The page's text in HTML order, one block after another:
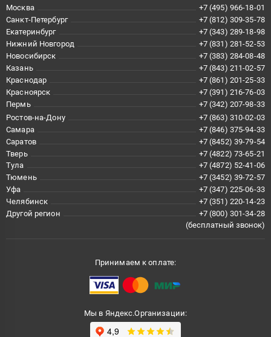
Москва
+7 (495) 966-18-01
Санкт-Петербург
+7 (812) 309-35-78
Екатеринбург
+7 (343) 289-18-98
Нижний Новгород
+7 (831) 281-52-53
Новосибирск
+7 (383) 284-08-48
Казань
+7 (843) 211-02-57
Краснодар
+7 (861) 201-25-33
Красноярск
+7 (391) 216-76-03
Пермь
+7 (342) 207-98-33
Ростов-на-Дону
+7 (863) 310-02-03
Самара
+7 (846) 375-94-33
Саратов
+7 (8452) 39-79-54
Тверь
+7 (4822) 73-65-21
Тула
+7 (4872) 52-41-06
Тюмень
+7 (3452) 39-72-57
Уфа
+7 (347) 225-06-33
Челябинск
+7 (351) 220-14-23
Другой регион
+7 (800) 301-34-28
(бесплатный звонок)
Принимаем к оплате:
Мы в Яндекс.Организации: